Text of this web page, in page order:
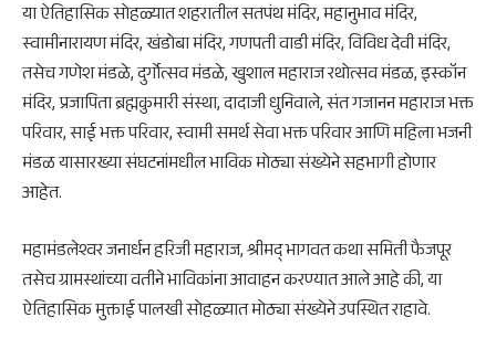
या ऐतिहासिक सोहळ्यात शहरातील सतपंथ मंदिर, महानुभाव मंदिर,
स्वामीनारायण मंदिर, खंडोबा मंदिर, गणपती वाडी मंदिर, विविध देवी मंदिर,
तसेच गणेश मंडळे, दुर्गोत्सव मंडळे, खुशाल महाराज रथोत्सव मंडळ, इस्कॉन
मंदिर, प्रजापिता ब्रह्मकुमारी संस्था, दादाजी धुनिवाले, संत गजानन महाराज भक्त
परिवार, साई भक्त परिवार, स्वामी समर्थ सेवा भक्त परिवार आणि महिला भजनी
मंडळ यासारख्या संघटनांमधील भाविक मोठ्या संख्येने सहभागी होणार
आहेत.
महामंडलेश्वर जनार्धन हरिजी महाराज, श्रीमद् भागवत कथा समिती फैजपूर
तसेच ग्रामस्थांच्या वतीने भाविकांना आवाहन करण्यात आले आहे की, या
ऐतिहासिक मुक्ताई पालखी सोहळ्यात मोठ्या संख्येने उपस्थित राहावे.